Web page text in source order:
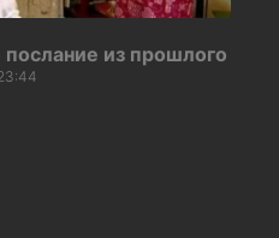
послание из прошлого